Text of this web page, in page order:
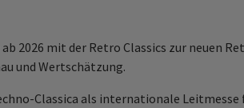
ab 2026 mit der Retro Classics zur neuen
und Wertschätzung.
Classica als internationale